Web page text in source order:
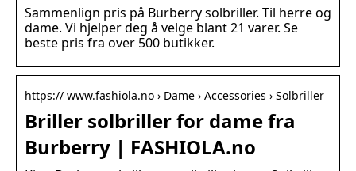
Sammenlign pris på Burberry solbriller. Til herre og
dame. Vi hjelper deg å velge blant 21 varer. Se
beste pris fra over 500 butikker.
https:// www.fashiola.no › Dame › Accessories › Solbriller
Briller solbriller for dame fra
Burberry | FASHIOLA.no